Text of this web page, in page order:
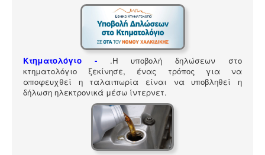
Κτηματολόγιο - .Η υποβολή δηλώσεων στο
κτηματολόγιο ξεκίνησε, ένας τρόπος για να
αποφευχθεί η ταλαιπωρία είναι να υποβληθεί η
δήλωση ηλεκτρονικά μέσω ίντερνετ.